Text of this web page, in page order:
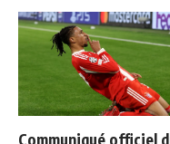
Communiqué officiel